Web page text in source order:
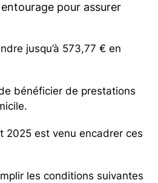
pour assurer
jusqu’à 573,77 € en
bénéficier de prestations
2025 est venu encadrer ces
les conditions suivantes